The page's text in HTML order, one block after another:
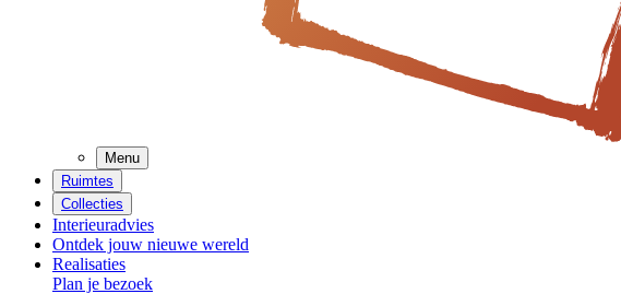
Menu
Ruimtes
Collecties
Interieuradvies
Ontdek jouw nieuwe wereld
Realisaties
Plan je bezoek